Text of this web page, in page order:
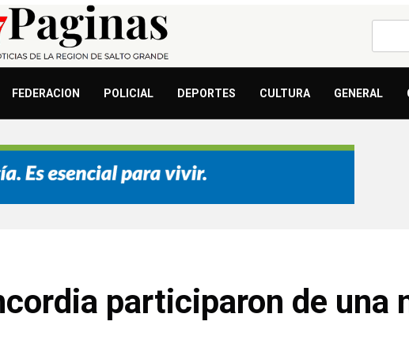
FEDERACION POLICIAL DEPORTES CULTURA GENERAL
participaron de una